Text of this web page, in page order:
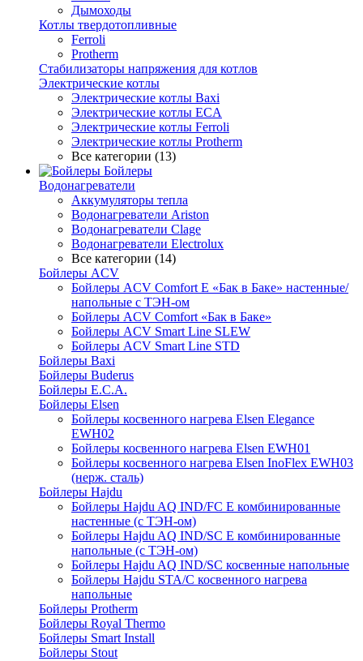
Дымоходы
Котлы твердотопливные
Ferroli
Protherm
Стабилизаторы напряжения для котлов
Электрические котлы
Электрические котлы Baxi
Электрические котлы ECA
Электрические котлы Ferroli
Электрические котлы Protherm
Все категории (13)
Бойлеры
Водонагреватели
Аккумуляторы тепла
Водонагреватели Ariston
Водонагреватели Clage
Водонагреватели Electrolux
Все категории (14)
Бойлеры ACV
Бойлеры ACV Comfort E «Бак в Баке» настенные/
напольные c ТЭН-ом
Бойлеры ACV Comfort «Бак в Баке»
Бойлеры ACV Smart Line SLEW
Бойлеры ACV Smart Line STD
Бойлеры Baxi
Бойлеры Buderus
Бойлеры E.C.A.
Бойлеры Elsen
Бойлеры косвенного нагрева Elsen Elegance
EWH02
Бойлеры косвенного нагрева Elsen EWH01
Бойлеры косвенного нагрева Elsen InoFlex EWH03
(нерж. сталь)
Бойлеры Hajdu
Бойлеры Hajdu AQ IND/FC E комбинированные
настенные (с ТЭН-ом)
Бойлеры Hajdu AQ IND/SC E комбинированные
напольные (с ТЭН-ом)
Бойлеры Hajdu AQ IND/SC косвенные напольные
Бойлеры Hajdu STA/C косвенного нагрева
напольные
Бойлеры Protherm
Бойлеры Royal Thermo
Бойлеры Smart Install
Бойлеры Stout